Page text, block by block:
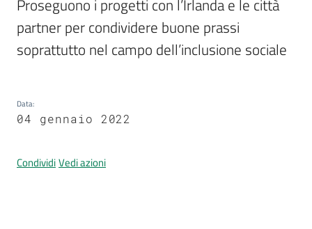
Vivere
Formigine
Prenotazione
Proseguono i progetti con l’Irlanda e le città
partner per condividere buone prassi
soprattutto nel campo dell’inclusione sociale
Data:
04 gennaio 2022
CondividiVedi azioni